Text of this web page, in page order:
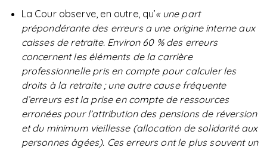
La Cour observe, en outre, qu’« une part
prépondérante des erreurs a une origine interne aux
caisses de retraite. Environ 60 % des erreurs
concernent les éléments de la carrière
professionnelle pris en compte pour calculer les
droits à la retraite ; une autre cause fréquente
d’erreurs est la prise en compte de ressources
erronées pour l’attribution des pensions de réversion
et du minimum vieillesse (allocation de solidarité aux
personnes âgées). Ces erreurs ont le plus souvent un